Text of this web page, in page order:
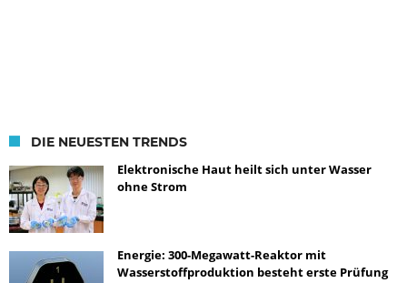
DIE NEUESTEN TRENDS
Elektronische Haut heilt sich unter Wasser
ohne Strom
Energie: 300-Megawatt-Reaktor mit
Wasserstoffproduktion besteht erste Prüfung